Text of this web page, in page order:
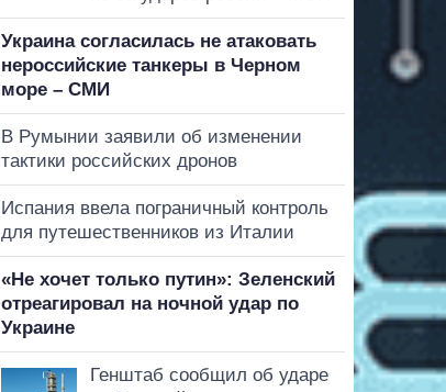
Украина согласилась не атаковать
нероссийские танкеры в Черном
море – СМИ
В Румынии заявили об изменении
тактики российских дронов
Испания ввела пограничный контроль
для путешественников из Италии
«Не хочет только путин»: Зеленский
отреагировал на ночной удар по
Украине
Генштаб сообщил об ударе